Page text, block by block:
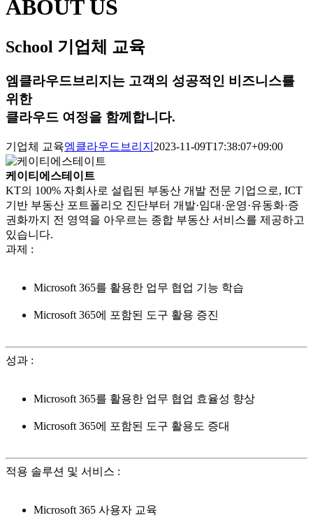
ABOUT US
School 기업체 교육
엠클라우드브리지는 고객의 성공적인 비즈니스를
위한
클라우드 여정을 함께합니다.
기업체 교육엠클라우드브리지 2023-11-09T17:38:07+09:00
케이티에스테이트
KT의 100% 자회사로 설립된 부동산 개발 전문 기업으로, ICT
기반 부동산 포트폴리오 진단부터 개발·임대·운영·유동화·증
권화까지 전 영역을 아우르는 종합 부동산 서비스를 제공하고
있습니다.
과제 :
Microsoft 365를 활용한 업무 협업 기능 학습
Microsoft 365에 포함된 도구 활용 증진
성과 :
Microsoft 365를 활용한 업무 협업 효율성 향상
Microsoft 365에 포함된 도구 활용도 증대
적용 솔루션 및 서비스 :
Microsoft 365 사용자 교육